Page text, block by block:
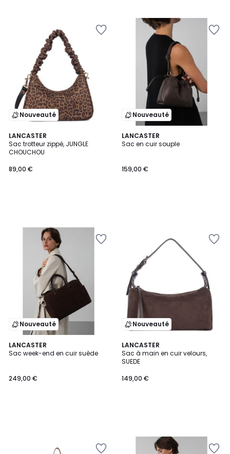
Nouveauté
LANCASTER
Sac trotteur zippé, JUNGLE
CHOUCHOU
89,00 €
Nouveauté
LANCASTER
Sac en cuir souple
159,00 €
Nouveauté
LANCASTER
Sac week-end en cuir suède
249,00 €
Nouveauté
LANCASTER
Sac à main en cuir velours,
SUEDE
149,00 €